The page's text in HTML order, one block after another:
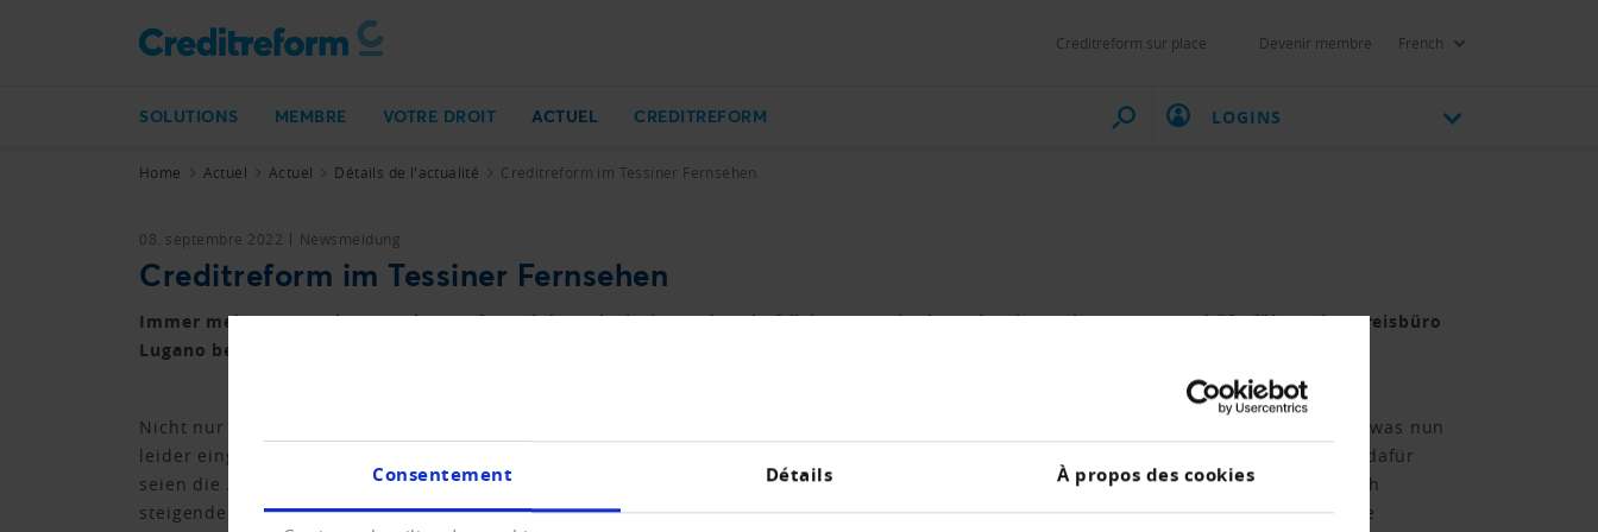
Consentement Détails À propos des cookies
Creditreform sur place Devenir membre French
SOLUTIONS MEMBRE VOTRE DROIT ACTUEL CREDITREFORM LOGINS
Home Actuel Actuel Détails de l'actualité Creditreform im Tessiner Fernsehen
08. septembre 2022 Newsmeldung
Creditreform im Tessiner Fernsehen
Immer mehr Unternehmen gehen aufgrund der schwierigen wirtschaftlichen Lage in der Schweiz Konkurs. Der Geschäftsführer des Kreisbüro
Lugano beantwortet die Fragen des Tessiner Fernsehen.
Nicht nur die Pandemie, sondern auch die Energiepreise zwingen sie in die Knie. «Wir haben den Anstieg der Konkurse kommen sehen, was nun
leider eingetreten ist”, sagt Giorgio Peterlin, Geschäftsführer der Creditreform Lugano gegenüber dem Tessiner Fernsehen SRF. Gründe dafür
seien die Aufhebung der Corona-Bundeshilfen. Der Krieg in der Ukraine mache die Lage noch kritischer. Laut Peterlin haben die dadurch
steigenden Energiekosten Einfluss auf diese Entwicklung. Das werde auch weiterhin so sein. «Wir wissen von Unternehmen, die Aufträge